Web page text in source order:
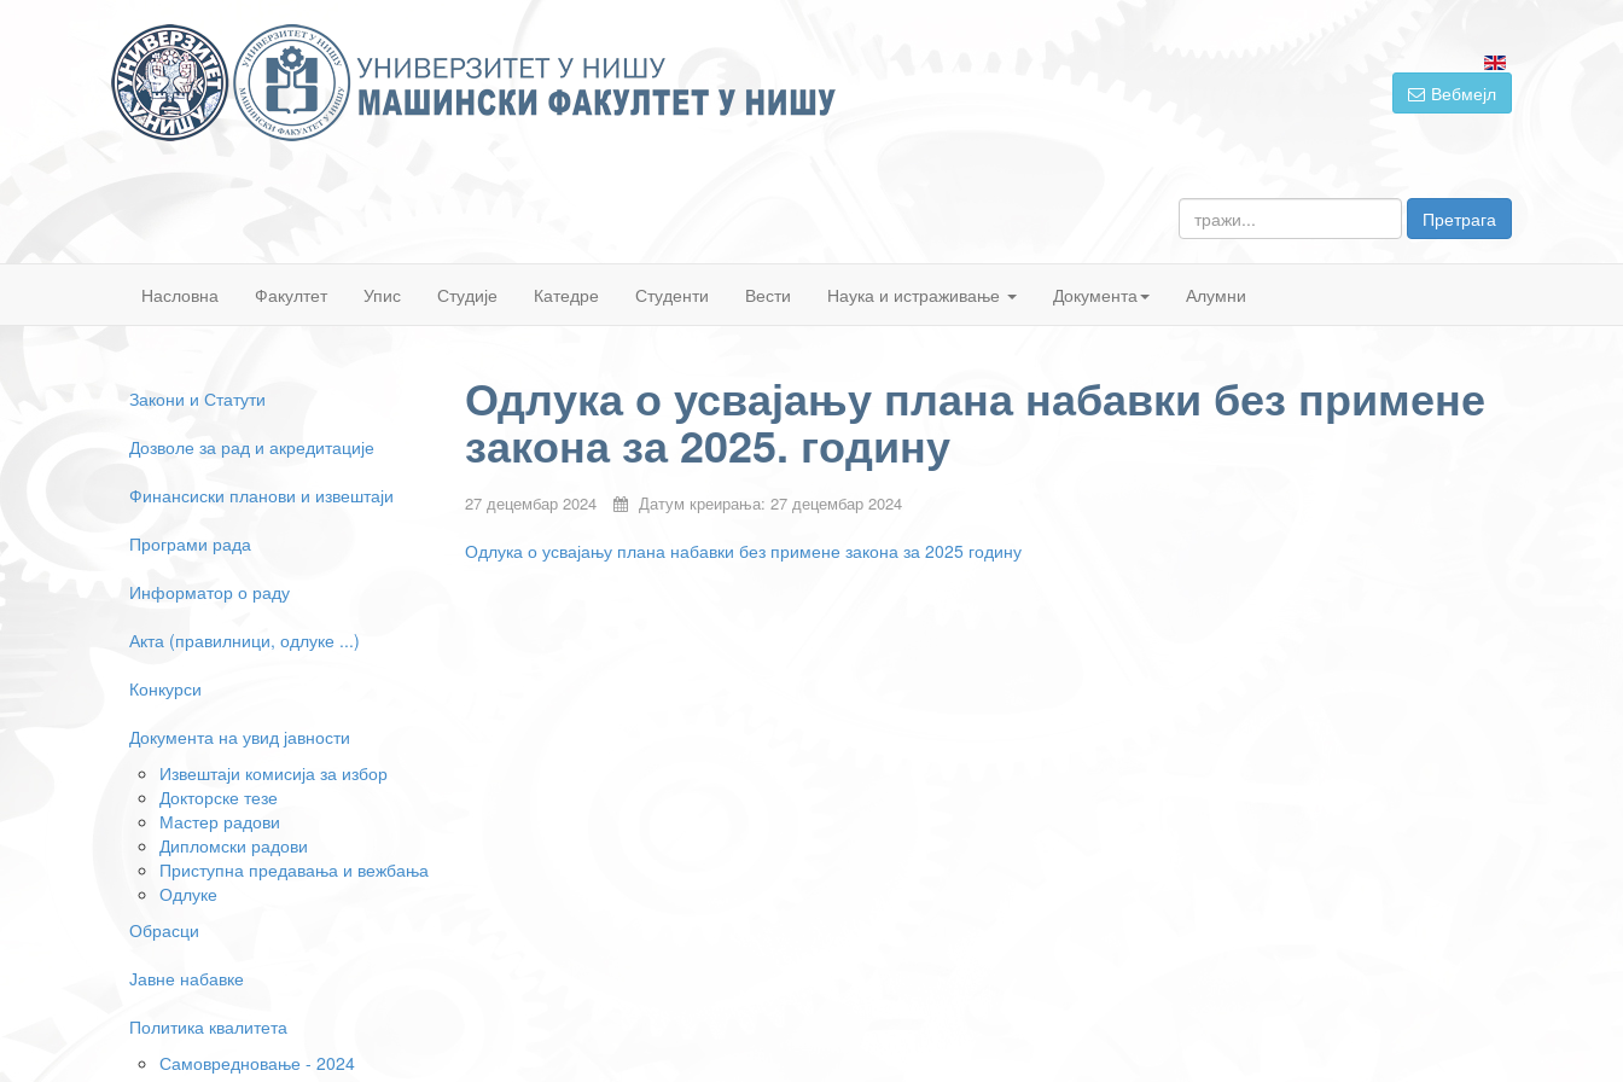
Вебмејл
Претрага
Насловна Факултет Упис Студије Катедре Студенти Вести Наука и истраживање Документа Алумни
Одлука о усвајању плана набавки без примене
закона за 2025. годину
27 децембар 2024 Датум креирања: 27 децембар 2024
Одлука о усвајању плана набавки без примене закона за 2025 годину
Закони и Статути
Дозволе за рад и акредитације
Финансиски планови и извештаји
Програми рада
Информатор о раду
Акта (правилници, одлуке ...)
Конкурси
Документа на увид јавности
Извештаји комисија за избор
Докторске тезе
Мастер радови
Дипломски радови
Приступна предавања и вежбања
Одлуке
Обрасци
Јавне набавке
Политика квалитета
Самовредновање - 2024